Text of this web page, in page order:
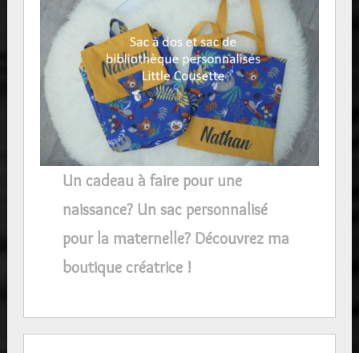
Un cadeau à faire pour une
naissance? Un sac personnalisé
pour la maternelle? Découvrez ma
boutique créatrice !